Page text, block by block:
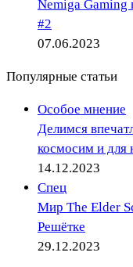
Nemiga Gaming
#2
07.06.2023
Популярные статьи
Особое мнение
Делимся
космосим и для
14.12.2023
Спец
Мир The Elder
Решётке
29.12.2023